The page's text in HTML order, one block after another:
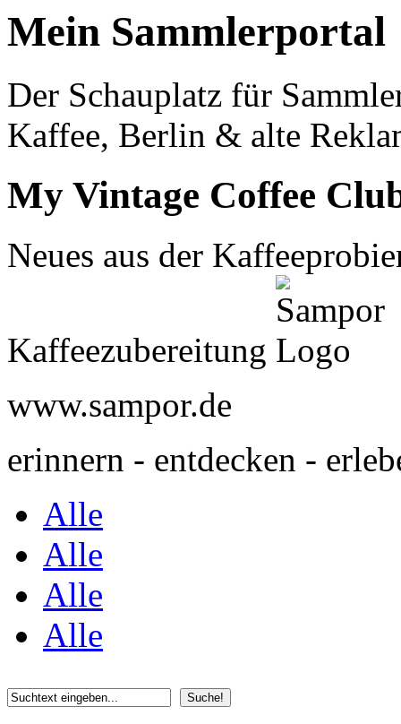
Mein Sammlerportal
Der Schauplatz für
Kaffee, Berlin & alte
My Vintage Coffee
Neues aus der
Kaffeezubereitung
www.sampor.de
erinnern - entdecken -
Alle
Alle
Alle
Alle